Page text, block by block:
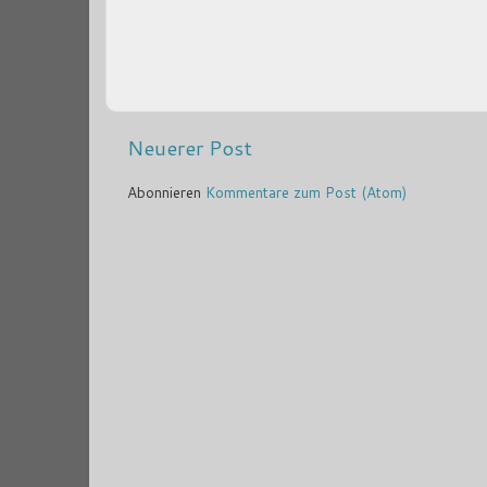
Neuerer Post
Abonnieren Kommentare zum Post (Atom)